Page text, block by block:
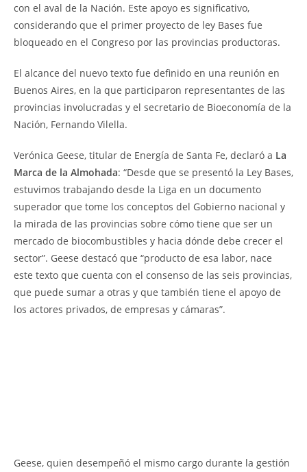
con el aval de la Nación. Este apoyo es significativo,
considerando que el primer proyecto de ley Bases fue
bloqueado en el Congreso por las provincias productoras.
El alcance del nuevo texto fue definido en una reunión en
Buenos Aires, en la que participaron representantes de las
provincias involucradas y el secretario de Bioeconomía de la
Nación, Fernando Vilella.
Verónica Geese, titular de Energía de Santa Fe, declaró a La
Marca de la Almohada: “Desde que se presentó la Ley Bases,
estuvimos trabajando desde la Liga en un documento
superador que tome los conceptos del Gobierno nacional y
la mirada de las provincias sobre cómo tiene que ser un
mercado de biocombustibles y hacia dónde debe crecer el
sector”. Geese destacó que “producto de esa labor, nace
este texto que cuenta con el consenso de las seis provincias,
que puede sumar a otras y que también tiene el apoyo de
los actores privados, de empresas y cámaras”.
Geese, quien desempeñó el mismo cargo durante la gestión